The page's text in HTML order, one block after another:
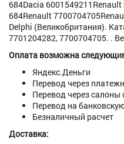
684Dacia
684Renault
Delphi (Великобритания).
7701204282, 7700704705. .
Оплата возможна
Яндекс.Деньги
Перевод через
Перевод через салоны
Перевод на
Безналичный расчет
Доставка: